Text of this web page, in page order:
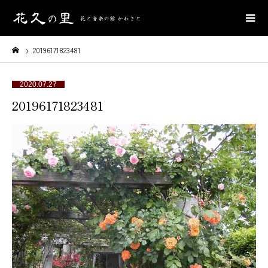
20196171823481
2020.07.27
20196171823481